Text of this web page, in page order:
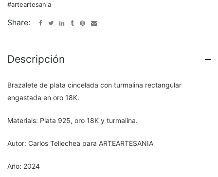
#arteartesania
Share:
Descripción
Brazalete de plata cincelada con turmalina rectangular
engastada en oro 18K.
Materials: Plata 925, oro 18K y turmalina.
Autor: Carlos Tellechea para ARTEARTESANIA
Año: 2024